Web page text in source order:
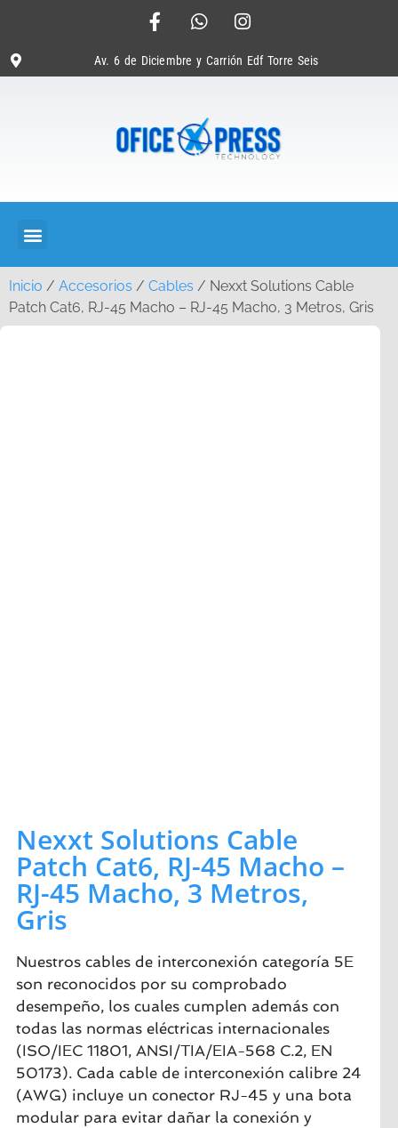
Av. 6 de Diciembre y Carrión Edf Torre Seis
Inicio / Accesorios / Cables / Nexxt Solutions Cable
Patch Cat6, RJ-45 Macho – RJ-45 Macho, 3 Metros, Gris
Nexxt Solutions Cable
Patch Cat6, RJ-45 Macho –
RJ-45 Macho, 3 Metros,
Gris
Nuestros cables de interconexión categoría 5E
son reconocidos por su comprobado
desempeño, los cuales cumplen además con
todas las normas eléctricas internacionales
(ISO/IEC 11801, ANSI/TIA/EIA-568 C.2, EN
50173). Cada cable de interconexión calibre 24
(AWG) incluye un conector RJ-45 y una bota
modular para evitar dañar la conexión y